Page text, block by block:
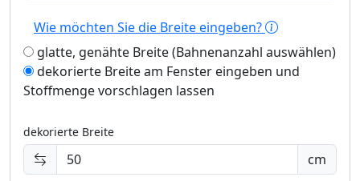
Wie möchten Sie die Breite eingeben?
glatte, genähte Breite (Bahnenanzahl auswählen)
dekorierte Breite am Fenster eingeben und
Stoffmenge vorschlagen lassen
dekorierte Breite
cm